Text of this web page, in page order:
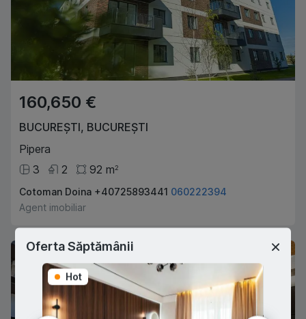
160,650 €
BUCUREȘTI, BUCUREȘTI
Pipera
3
2 92 m2
Cotoman Doina +40725893441 060222394
Agent imobiliar
Hot
Oferta Săptămânii
Hot Hot